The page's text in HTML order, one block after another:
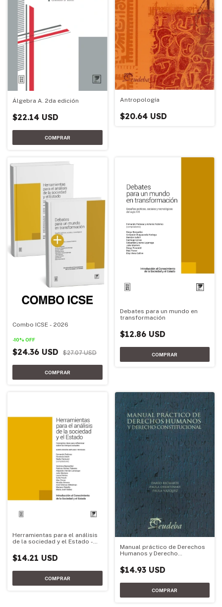
Álgebra A. 2da edición
$22.14 USD
Antropología
$20.64 USD
Combo ICSE - 2026
-10% OFF
$24.36 USD $27.07 USD
Debates para un mundo en
transformación
$12.86 USD
Herramientas para el análisis
de la sociedad y el Estado -
$14.21 USD
Manual práctico de Derechos
Humanos y Derecho
$14.93 USD